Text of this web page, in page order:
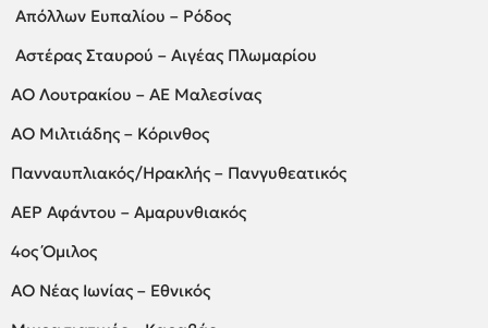
Απόλλων Ευπαλίου – Ρόδος
Αστέρας Σταυρού – Αιγέας Πλωμαρίου
ΑΟ Λουτρακίου – ΑΕ Μαλεσίνας
ΑΟ Μιλτιάδης – Κόρινθος
Πανναυπλιακός/Ηρακλής – Πανγυθεατικός
ΑΕΡ Αφάντου – Αμαρυνθιακός
4ος Όμιλος
ΑΟ Νέας Ιωνίας – Εθνικός